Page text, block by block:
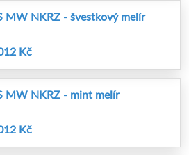
MW NKRZ - švestkový melír
Kč
MW NKRZ - mint melír
Kč